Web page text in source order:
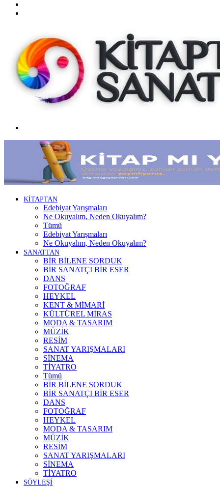
KİTAPTAN
Edebiyat Yarışmaları
Ne Okuyalım, Neden Okuyalım?
Tümü
Edebiyat Yarışmaları
Ne Okuyalım, Neden Okuyalım?
SANATTAN
BİR BİLENE SORDUK
BİR SANATÇI BİR ESER
DANS
FOTOĞRAF
HEYKEL
KENT & MİMARİ
KÜLTÜREL MİRAS
MODA & TASARIM
MÜZİK
RESİM
SANAT YARIŞMALARI
SİNEMA
TİYATRO
Tümü
BİR BİLENE SORDUK
BİR SANATÇI BİR ESER
DANS
FOTOĞRAF
HEYKEL
MODA & TASARIM
MÜZİK
RESİM
SANAT YARIŞMALARI
SİNEMA
TİYATRO
SÖYLEŞİ